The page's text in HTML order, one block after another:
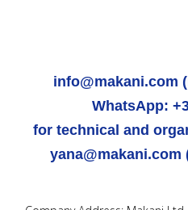
info@makani.com
WhatsApp:
for technical and
yana@makani.com